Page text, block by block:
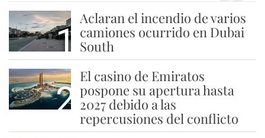
1
Aclaran el incendio de varios
camiones ocurrido en Dubai
South
2
El casino de Emiratos
pospone su apertura hasta
2027 debido a las
repercusiones del conflicto